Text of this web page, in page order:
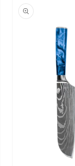
naar